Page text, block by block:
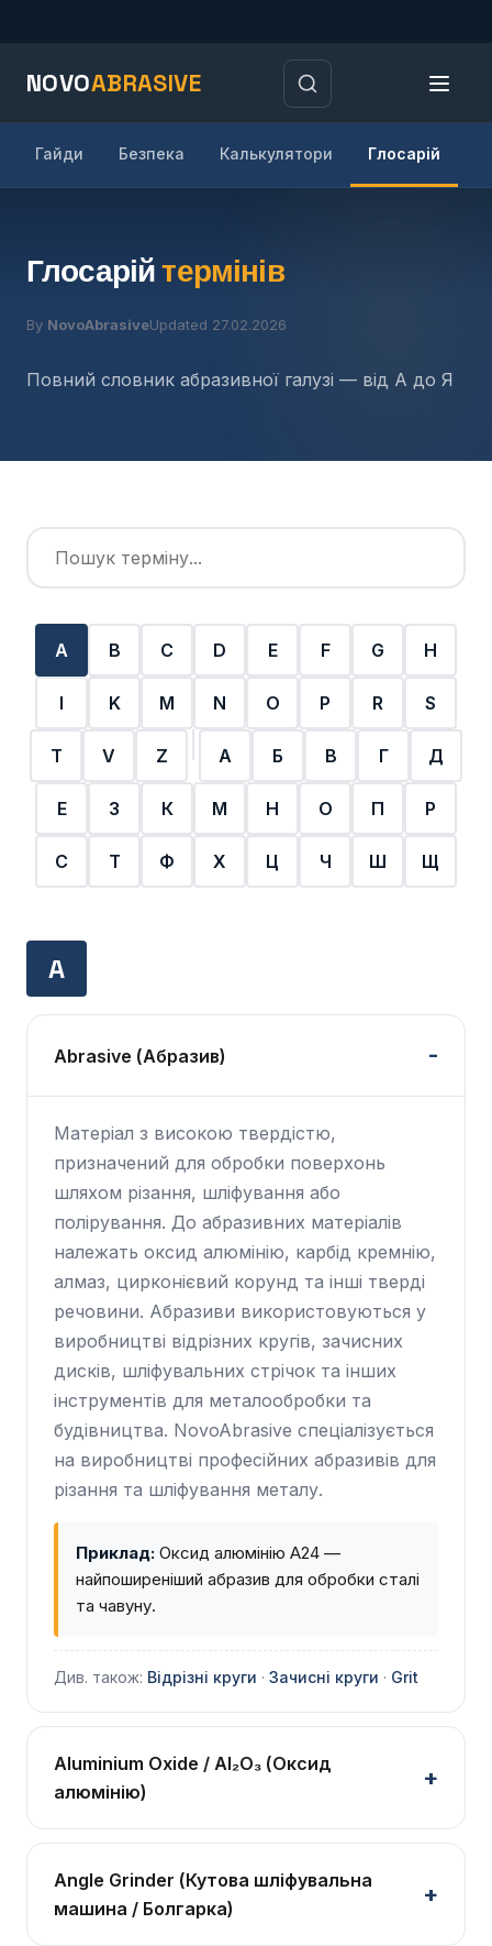
NOVOABRASIVE
Гайди Безпека Калькулятори Глосарій
Глосарійтермінів
By NovoAbrasiveUpdated 27.02.2026
Повний словник абразивної галузі — від А до Я
A B C D E F G H
I K M N O P R S
T V Z А Б В Г Д
Е З К М Н О П Р
С Т Ф Х Ц Ч Ш Щ
A
Abrasive (Абразив)
Матеріал з високою твердістю,
призначений для обробки поверхонь
шляхом різання, шліфування або
полірування. До абразивних матеріалів
належать оксид алюмінію, карбід кремнію,
алмаз, цирконієвий корунд та інші тверді
речовини. Абразиви використовуються у
виробництві відрізних кругів, зачисних
дисків, шліфувальних стрічок та інших
інструментів для металообробки та
будівництва. NovoAbrasive спеціалізується
на виробництві професійних абразивів для
різання та шліфування металу.
Приклад: Оксид алюмінію A24 —
найпоширеніший абразив для обробки сталі
та чавуну.
Див. також: Відрізні круги · Зачисні круги · Grit
Aluminium Oxide / Al₂O₃ (Оксид
алюмінію)
Angle Grinder (Кутова шліфувальна
машина / Болгарка)